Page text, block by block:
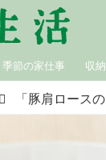
季節の家仕事 収納